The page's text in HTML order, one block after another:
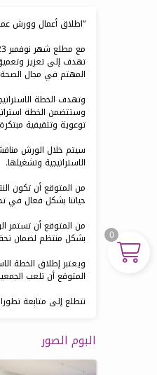
“اطلاق أعمال وورش عمل
تهدف إلى تعزيز
المهتم في مجال الصحة
وتهدف الخطة
وستتضمن الخطة
توعوية وتثقيفية
سيتم خلال الورش
الاستراتيجية وتشغيلها.
من المتوقع أن تكون
حياتنا بشكل فعال في
من المتوقع أن تستمر
بشكل منتظم لضمان
ويعتبر إطلاق الخطة
المتوقع أن تلعب
نتطلع إلى متابعة
البوم الصور
0